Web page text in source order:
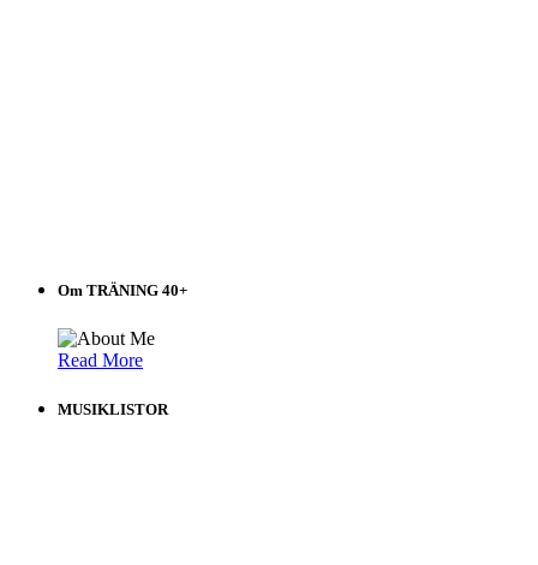
Om TRÄNING 40+
Read More
MUSIKLISTOR